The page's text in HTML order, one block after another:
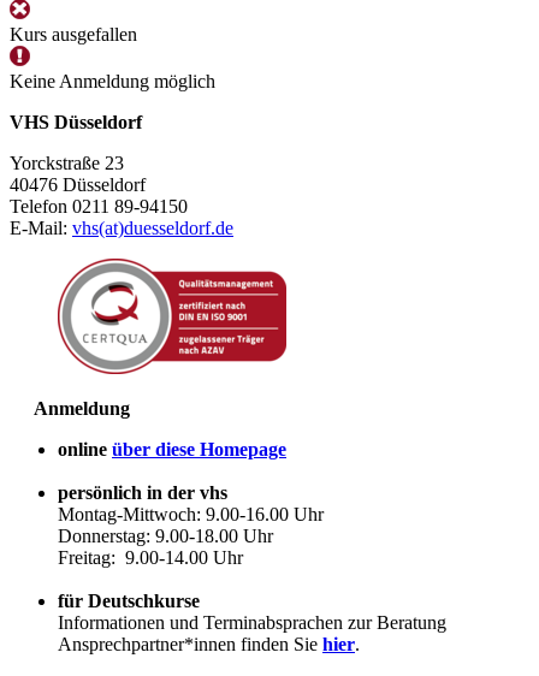
Kurs ausgefallen
Keine Anmeldung möglich
VHS Düsseldorf
Yorckstraße 23
40476 Düsseldorf
Telefon 0211 89-94150
E-Mail: vhs(at)duesseldorf.de
Anmeldung
online über diese Homepage
persönlich in der vhs
Montag-Mittwoch: 9.00-16.00 Uhr
Donnerstag: 9.00-18.00 Uhr
Freitag: 9.00-14.00 Uhr
für Deutschkurse
Informationen und Terminabsprachen zur Beratung
Ansprechpartner*innen finden Sie hier.